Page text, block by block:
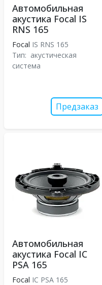
Автомобильная
акустика Focal IS
RNS 165
Focal IS RNS 165
Тип: акустическая
система
Предзаказ
Автомобильная
акустика Focal IC
PSA 165
Focal IC PSA 165